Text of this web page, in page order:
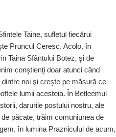
Taine, sufletul fiecărui
Pruncul Ceresc. Acolo, în
Taina Sfântului Botez, şi de
conştienţi doar atunci când
noi şi creşte pe măsură ce
lumii acesteia. În Betleemul
darurile postului nostru, ale
păcate, trăim comuniunea de
în lumina Praznicului de acum,